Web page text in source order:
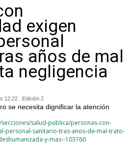
exigen
años de mal
negligencia
12:22 . Edición 2
se necesita dignificar la atención
salud-publica/personas-con-
personal-sanitario-tras-anos-de-mal-trato-
y-mas--103760